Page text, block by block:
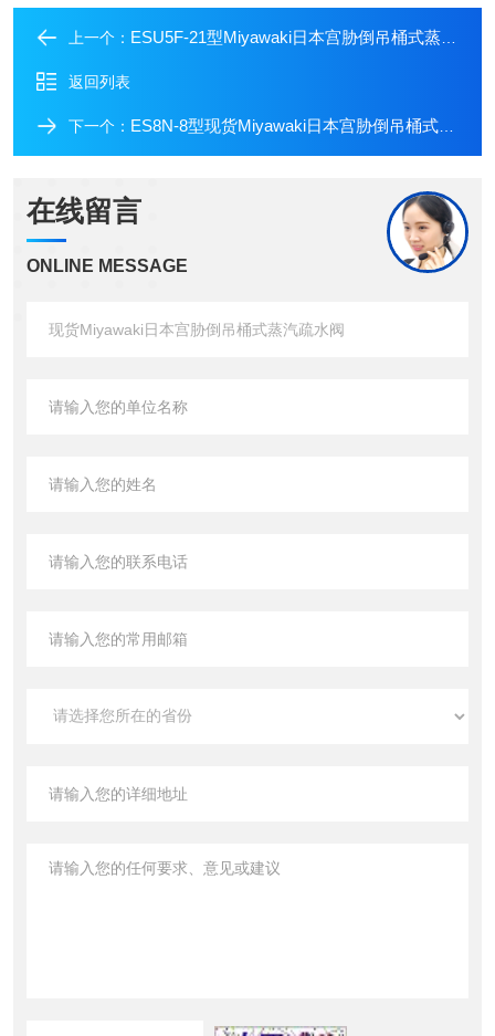
上一个： ESU5F-21型Miyawaki日本宫胁倒吊桶式蒸汽疏水阀
返回列表
下一个： ES8N-8型现货Miyawaki日本宫胁倒吊桶式蒸汽疏水阀
在线留言
ONLINE MESSAGE